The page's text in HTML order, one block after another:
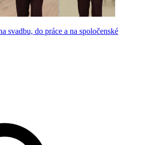
svadbu, do práce a na spoločenské